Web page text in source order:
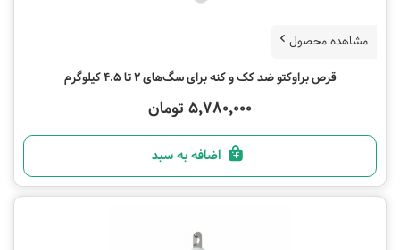
مشاهده محصول
قرص براوکتو ضد کک و کنه برای سگ‌های 2 تا 4.5 کیلوگرم
5,780,000 تومان
اضافه به سبد